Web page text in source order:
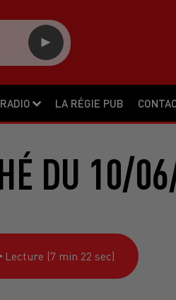
RADIO LA RÉGIE PUB
DU 10/
Lecture (7 min 22 sec)